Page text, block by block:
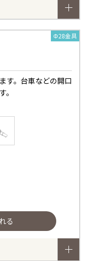
Φ28金具
す。台車などの開口
。